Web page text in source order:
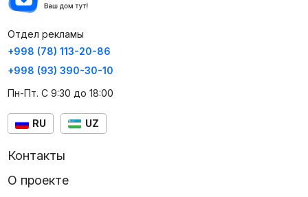
Отдел рекламы
+998 (78) 113-20-86
+998 (93) 390-30-10
Пн-Пт. С 9:30 до 18:00
RU UZ
Контакты
О проекте